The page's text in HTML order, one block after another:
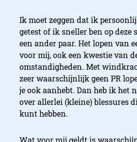
Ik moet zeggen dat ik
getest of ik sneller ben op deze
een ander paar. Het lopen van
voor mij, ook een kwestie van
omstandigheden. Met
zeer waarschijnlijk geen PR
je ook aanhebt. Dan heb ik het
over allerlei (kleine) blessures
kunt hebben.
Wat voor mij geldt is